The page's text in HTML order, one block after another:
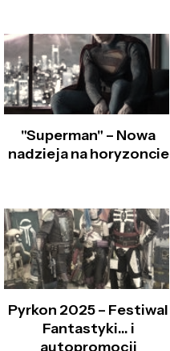
"Superman" – Nowa
nadzieja na horyzoncie
Pyrkon 2025 – Festiwal
Fantastyki… i
autopromocji